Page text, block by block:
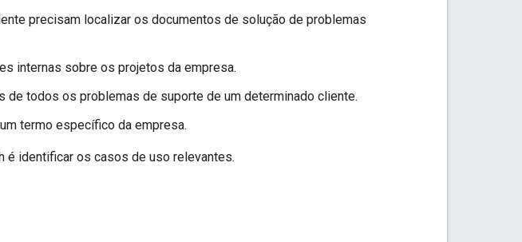
precisam localizar os documentos de solução de problemas
internas sobre os projetos da empresa.
de todos os problemas de suporte de um determinado cliente.
termo específico da empresa.
é identificar os casos de uso relevantes.